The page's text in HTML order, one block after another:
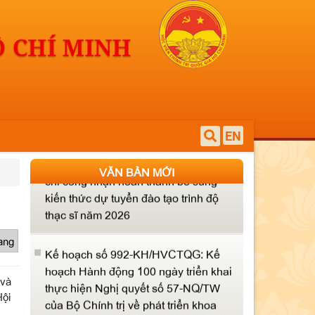
EN
VĂN BẢN MỚI
Quyết định số 1258-QĐ/HVCTQG về
việc công khai tình hình quản lý, sử
dụng tài sản công năm 2025
QĐ/HVCTQGHCM về việc cấp chứng
chỉ công nhận hoàn thành bổ sung
kiến thức dự tuyển đào tạo trình độ
thạc sĩ năm 2026
Kế hoạch số 992-KH/HVCTQG: Kế
hoạch Hành động 100 ngày triển khai
thực hiện Nghị quyết số 57-NQ/TW
của Bộ Chính trị về phát triển khoa
học, công nghệ, đổi mới sáng tạo và
chuyển đổi số tại Học viện Chính trị